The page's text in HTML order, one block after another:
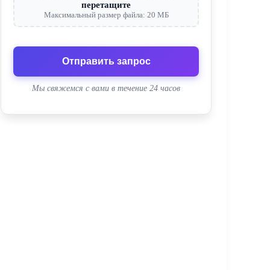
перетащите
Максимальный размер файла: 20 МБ
Отправить запрос
Мы свяжемся с вами в течение 24 часов